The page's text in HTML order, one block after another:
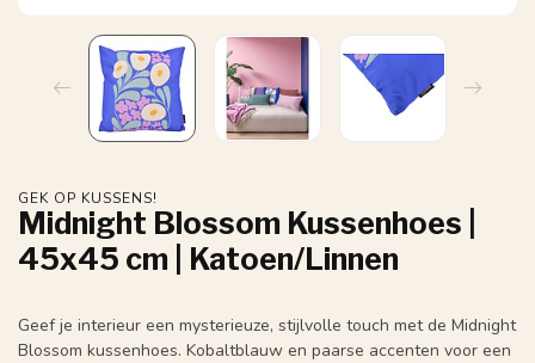
GEK OP KUSSENS!
Midnight Blossom Kussenhoes |
45x45 cm | Katoen/Linnen
Geef je interieur een mysterieuze, stijlvolle touch met de Midnight
Blossom kussenhoes. Kobaltblauw en paarse accenten voor een